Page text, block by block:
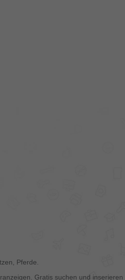
Pferde.
Gratis suchen und inserieren